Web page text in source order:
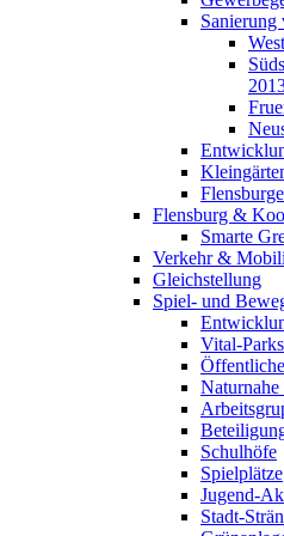
Sanierung
Flensburg &
Smarte
Verkehr &
Gleichstellung
Spiel- und
Vital-
Schulhöfe
Spielplätze
Jugend-
Stadt-